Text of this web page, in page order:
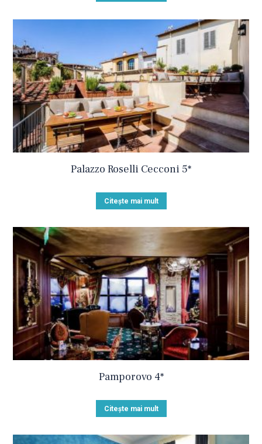
Palazzo Roselli Cecconi 5*
Citește mai mult
Pamporovo 4*
Citește mai mult